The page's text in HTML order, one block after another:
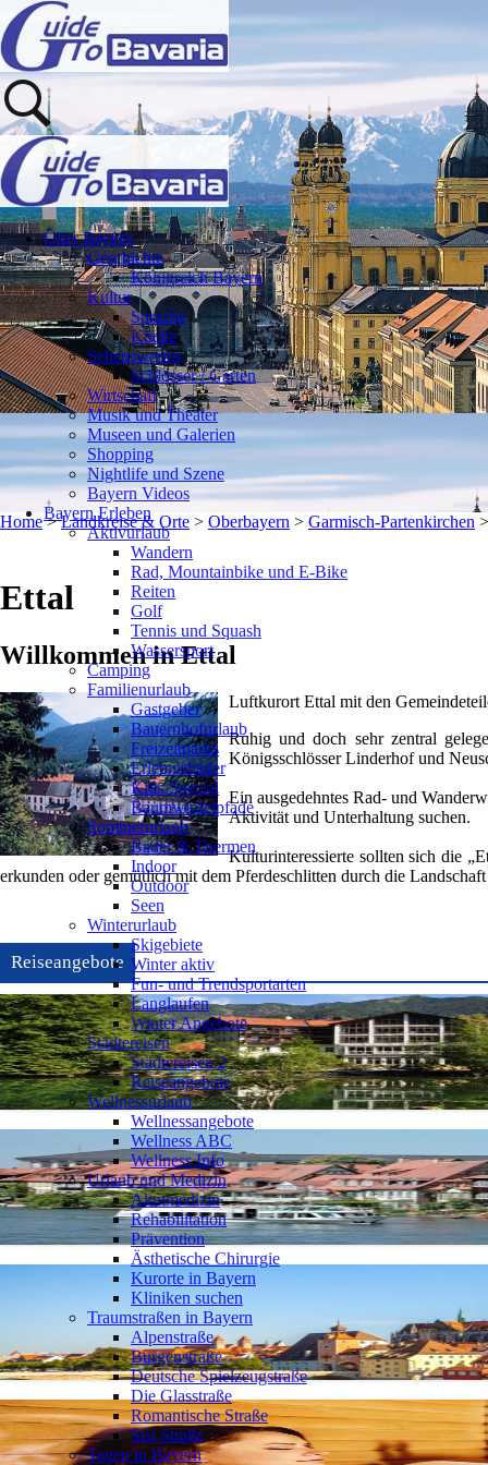
Home>Landkreise & Orte > Oberbayern > Garmisch-Partenkirchen >
Ettal
Willkommen in Ettal
Luftkurort Ettal mit den
Ruhig und doch sehr zentral
Königsschlösser Linderhof und
Ein ausgedehntes Rad- und
Aktivität und Unterhaltung suchen.
Kulturinteressierte sollten sich die
erkunden oder gemütlich mit dem Pferdeschlitten durch die
Reiseangebote
Über Bayern
Geschichte
Königreich Bayern
Kultur
Sprache
Küche
Sehenswertes
Schlösser / Gärten
Wirtschaft
Musik und Theater
Museen und Galerien
Shopping
Nightlife und Szene
Bayern Videos
Bayern Erleben
Aktivurlaub
Wandern
Rad, Mountainbike und E-Bike
Reiten
Golf
Tennis und Squash
Wassersport
Camping
Familienurlaub
Gastgeber
Bauernhofurlaub
Freizeitparks
Erlebnisbäder
Kids-Special
Baumwipfelpfade
Sommerurlaub
Bäder & Thermen
Indoor
Outdoor
Seen
Winterurlaub
Skigebiete
Winter aktiv
Fun- und Trendsportarten
Langlaufen
Winter Angebote
Städtereisen
Städtereisen 2
Reiseangebote
Wellnessurlaub
Wellnessangebote
Wellness ABC
Wellness Info
Urlaub und Medizin
Akutmedizin
Rehabilitation
Prävention
Ästhetische Chirurgie
Kurorte in Bayern
Kliniken suchen
Traumstraßen in Bayern
Alpenstraße
Burgenstraße
Deutsche Spielzeugstraße
Die Glasstraße
Romantische Straße
Sisi Straße
Tagen in Bayern